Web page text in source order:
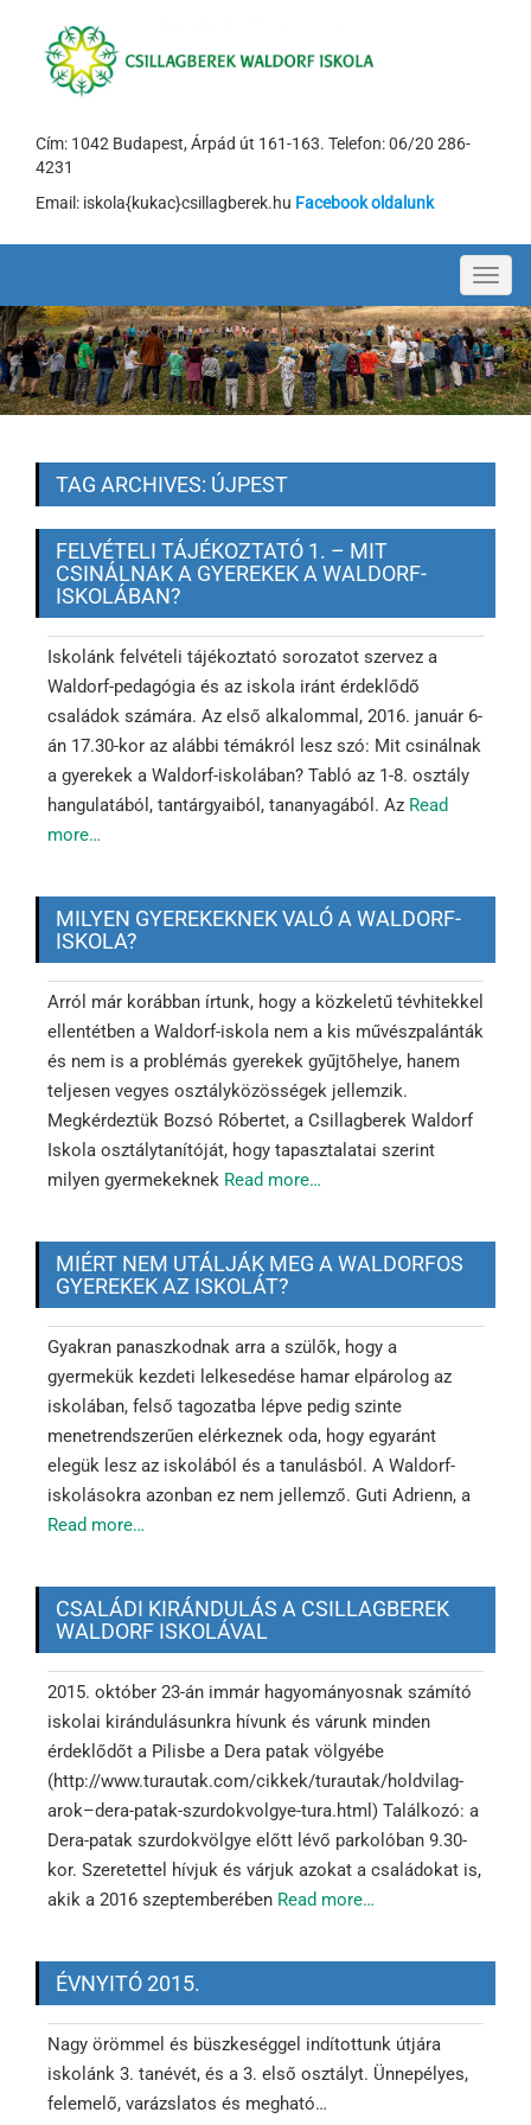
Cím: 1042 Budapest, Árpád út 161-163. Telefon: 06/20 286-
4231
Email: iskola{kukac}csillagberek.hu Facebook oldalunk
TAG ARCHIVES: ÚJPEST
FELVÉTELI TÁJÉKOZTATÓ 1. – MIT
CSINÁLNAK A GYEREKEK A WALDORF-
ISKOLÁBAN?
Iskolánk felvételi tájékoztató sorozatot szervez a
Waldorf-pedagógia és az iskola iránt érdeklődő
családok számára. Az első alkalommal, 2016. január 6-
án 17.30-kor az alábbi témákról lesz szó: Mit csinálnak
a gyerekek a Waldorf-iskolában? Tabló az 1-8. osztály
hangulatából, tantárgyaiból, tananyagából. Az Read
more…
MILYEN GYEREKEKNEK VALÓ A WALDORF-
ISKOLA?
Arról már korábban írtunk, hogy a közkeletű tévhitekkel
ellentétben a Waldorf-iskola nem a kis művészpalánták
és nem is a problémás gyerekek gyűjtőhelye, hanem
teljesen vegyes osztályközösségek jellemzik.
Megkérdeztük Bozsó Róbertet, a Csillagberek Waldorf
Iskola osztálytanítóját, hogy tapasztalatai szerint
milyen gyermekeknek Read more…
MIÉRT NEM UTÁLJÁK MEG A WALDORFOS
GYEREKEK AZ ISKOLÁT?
Gyakran panaszkodnak arra a szülők, hogy a
gyermekük kezdeti lelkesedése hamar elpárolog az
iskolában, felső tagozatba lépve pedig szinte
menetrendszerűen elérkeznek oda, hogy egyaránt
elegük lesz az iskolából és a tanulásból. A Waldorf-
iskolásokra azonban ez nem jellemző. Guti Adrienn, a
Read more…
CSALÁDI KIRÁNDULÁS A CSILLAGBEREK
WALDORF ISKOLÁVAL
2015. október 23-án immár hagyományosnak számító
iskolai kirándulásunkra hívunk és várunk minden
érdeklődőt a Pilisbe a Dera patak völgyébe
(http://www.turautak.com/cikkek/turautak/holdvilag-
arok–dera-patak-szurdokvolgye-tura.html) Találkozó: a
Dera-patak szurdokvölgye előtt lévő parkolóban 9.30-
kor. Szeretettel hívjuk és várjuk azokat a családokat is,
akik a 2016 szeptemberében Read more…
ÉVNYITÓ 2015.
Nagy örömmel és büszkeséggel indítottunk útjára
iskolánk 3. tanévét, és a 3. első osztályt. Ünnepélyes,
felemelő, varázslatos és megható…